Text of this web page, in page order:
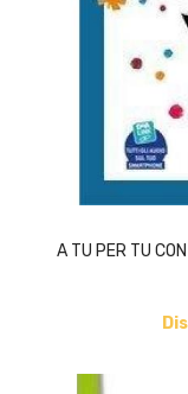
A TU PER TU